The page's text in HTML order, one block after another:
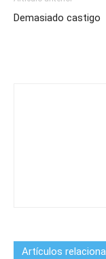
Demasiado castigo
Artículos